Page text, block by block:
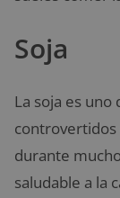
Soja
La soja es
controvertidos
durante
saludable a la